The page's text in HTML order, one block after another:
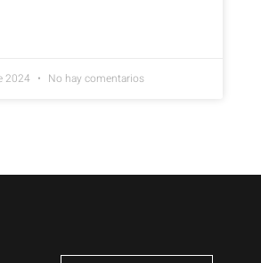
2024 No hay comentarios